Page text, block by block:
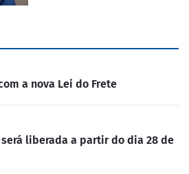
a nova Lei do Frete
liberada a partir do dia 28 de